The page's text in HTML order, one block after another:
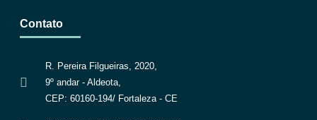
Contato
R. Pereira Filgueiras, 2020,
9º andar - Aldeota,
CEP: 60160-194/ Fortaleza - CE